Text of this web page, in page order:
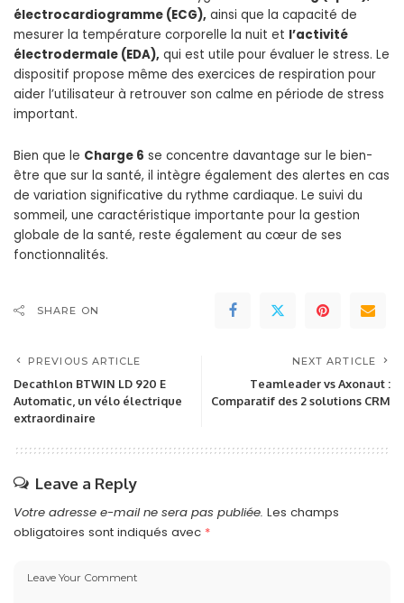
électrocardiogramme (ECG), ainsi que la capacité de
mesurer la température corporelle la nuit et l’activité
électrodermale (EDA), qui est utile pour évaluer le stress. Le
dispositif propose même des exercices de respiration pour
aider l’utilisateur à retrouver son calme en période de stress
important.
Bien que le Charge 6 se concentre davantage sur le bien-
être que sur la santé, il intègre également des alertes en cas
de variation significative du rythme cardiaque. Le suivi du
sommeil, une caractéristique importante pour la gestion
globale de la santé, reste également au cœur de ses
fonctionnalités.
SHARE ON
PREVIOUS ARTICLE
Decathlon BTWIN LD 920 E
Automatic, un vélo électrique
extraordinaire
NEXT ARTICLE
Teamleader vs Axonaut :
Comparatif des 2 solutions CRM
Leave a Reply
Votre adresse e-mail ne sera pas publiée. Les champs
obligatoires sont indiqués avec *